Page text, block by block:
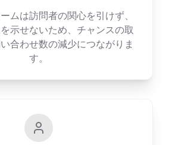
ムは訪問者の関心を引けず、
示せないため、チャンスの取
合わせ数の減少につながりま
す。